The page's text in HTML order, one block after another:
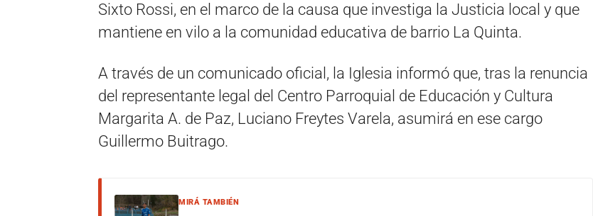
Sixto Rossi, en el marco de la causa que investiga la Justicia local y que
mantiene en vilo a la comunidad educativa de barrio La Quinta.
A través de un comunicado oficial, la Iglesia informó que, tras la renuncia
del representante legal del Centro Parroquial de Educación y Cultura
Margarita A. de Paz, Luciano Freytes Varela, asumirá en ese cargo
Guillermo Buitrago.
MIRÁ TAMBIÉN